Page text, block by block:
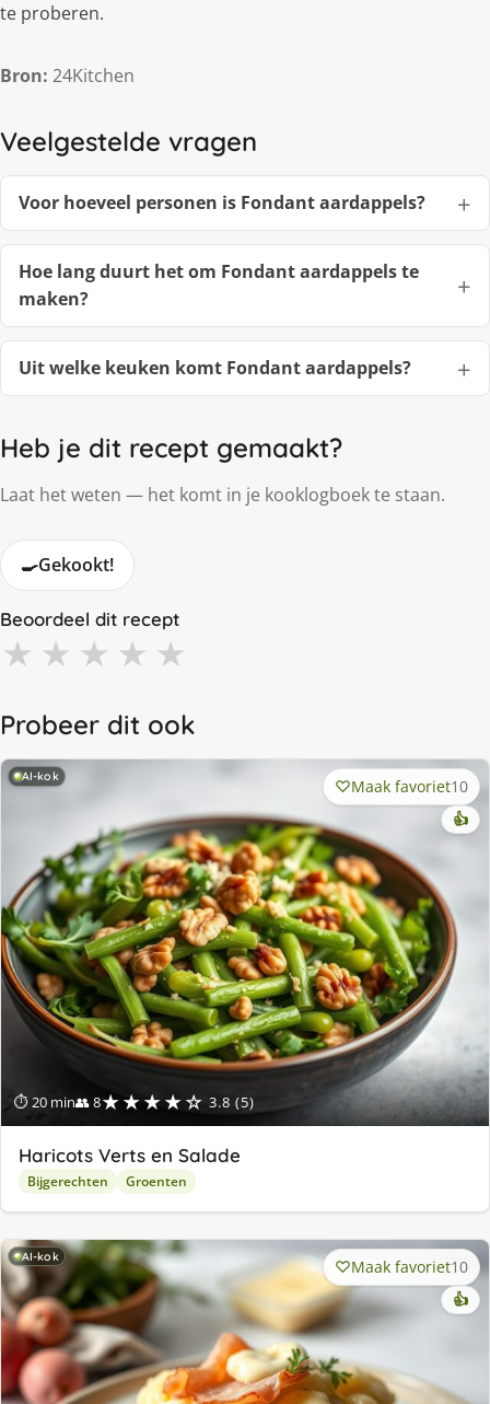
te proberen.
Bron: 24Kitchen
Veelgestelde vragen
Voor hoeveel personen is Fondant aardappels?
Hoe lang duurt het om Fondant aardappels te
maken?
Uit welke keuken komt Fondant aardappels?
Heb je dit recept gemaakt?
Laat het weten — het komt in je kooklogboek te staan.
🍳Gekookt!
Beoordeel dit recept
★ ★ ★ ★ ★
Probeer dit ook
AI-kok
⏱ 20 min👥 8★★★★☆ 3.8 (5)
Maak favoriet10
👍
Haricots Verts en Salade
Bijgerechten Groenten
AI-kok Maak favoriet10
👍